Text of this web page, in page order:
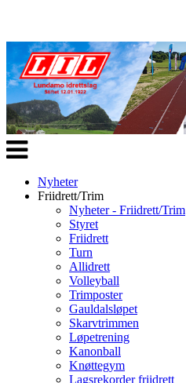
Veksle
navigasjon
Nyheter
Friidrett/Trim
Nyheter - Friidrett/Trim
Styret
Friidrett
Turn
Allidrett
Volleyball
Trimposter
Gauldalsløpet
Skarvtrimmen
Løpetrening
Kanonball
Knøttegym
Lagsrekorder friidrett